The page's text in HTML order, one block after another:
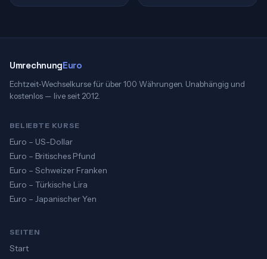
UmrechnungEuro
Echtzeit-Wechselkurse für über 100 Währungen. Unabhängig und
kostenlos — live seit 2012.
BELIEBTE KURSE
Euro – US-Dollar
Euro – Britisches Pfund
Euro – Schweizer Franken
Euro – Türkische Lira
Euro – Japanischer Yen
SEITEN
Start